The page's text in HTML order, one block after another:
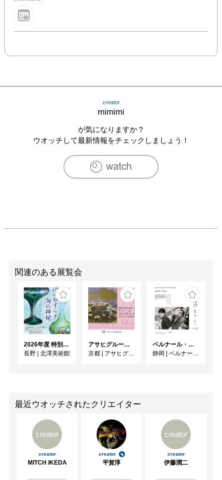
creator
mimimi
が気になりますか？
ウオッチして最新情報をチェックしましょう！
関連のある展覧会
2026年度 特別展「ガレとドーム、アール･ヌーヴォーのガラス 水辺のやすらぎ、海の神秘」
長野 | 北澤美術館
アサヒグループ大山崎山荘美術館 開館30周年記念展「没後100年 クロード・モネ」
京都 | アサヒグループ大山崎山荘美術館
ベルナール・ビュフェと写真 ーカメラがとらえたビュフェとその時代、そして21 世紀へ
静岡 | ベルナール・ビュフェ美術館
最近ウオッチされたクリエイター
creator
creator
MITCH IKEDA
creator
平賀淳
creator
creator
伊藤潤二